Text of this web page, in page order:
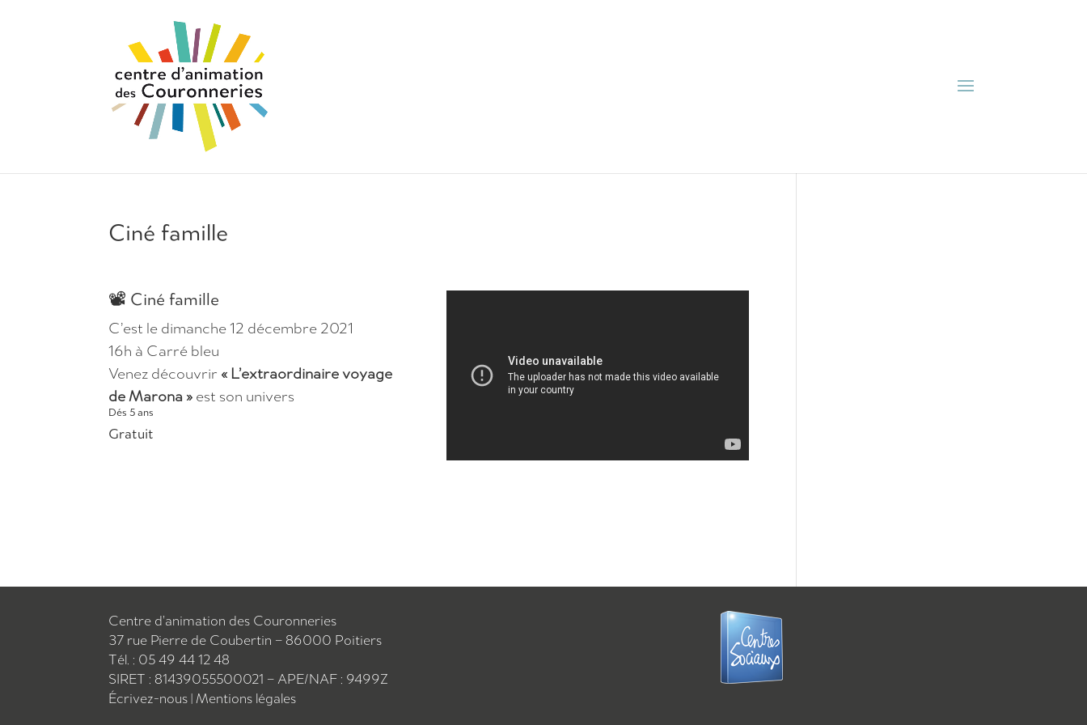
Ciné famille
📽 Ciné famille
C’est le dimanche 12 décembre 2021
16h à Carré bleu
Venez découvrir « L’extraordinaire voyage
de Marona » est son univers
Dés 5 ans
Gratuit
Centre d’animation des Couronneries
37 rue Pierre de Coubertin – 86000 Poitiers
Tél. : 05 49 44 12 48
SIRET : 81439055500021 – APE/NAF : 9499Z
Écrivez-nous|Mentions légales